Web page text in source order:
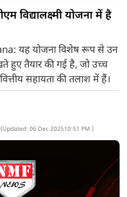
विद्यालक्ष्मी योजना में है
यह योजना विशेष रूप से उन
हुए तैयार की गई है, जो उच्च
सहायता की तलाश में हैं।
(Updated: 06 Dec 202510:51 PM )